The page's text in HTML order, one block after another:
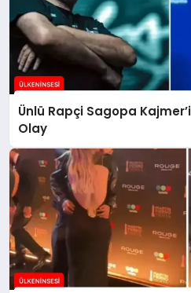
Ünlü Rapçi Sagopa
Olay